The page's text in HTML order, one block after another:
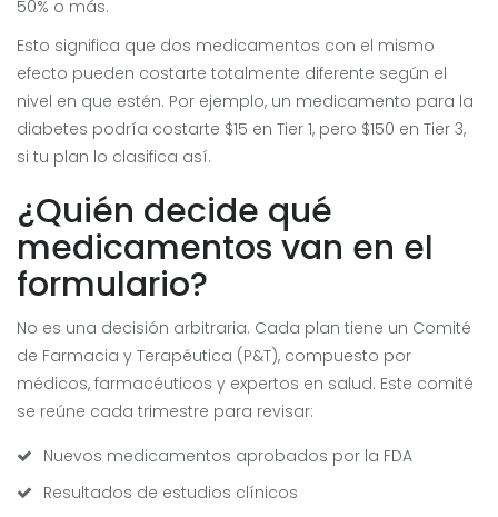
50% o más.
Esto significa que dos medicamentos con el mismo
efecto pueden costarte totalmente diferente según el
nivel en que estén. Por ejemplo, un medicamento para la
diabetes podría costarte $15 en Tier 1, pero $150 en Tier 3,
si tu plan lo clasifica así.
¿Quién decide qué
medicamentos van en el
formulario?
No es una decisión arbitraria. Cada plan tiene un Comité
de Farmacia y Terapéutica (P&T), compuesto por
médicos, farmacéuticos y expertos en salud. Este comité
se reúne cada trimestre para revisar:
Nuevos medicamentos aprobados por la FDA
Resultados de estudios clínicos